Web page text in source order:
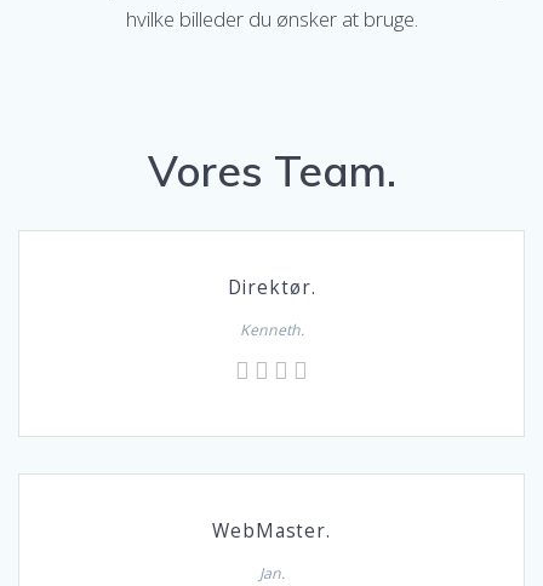
hvilke billeder du ønsker at bruge.
Vores Team.
Direktør.
Kenneth.
WebMaster.
Jan.